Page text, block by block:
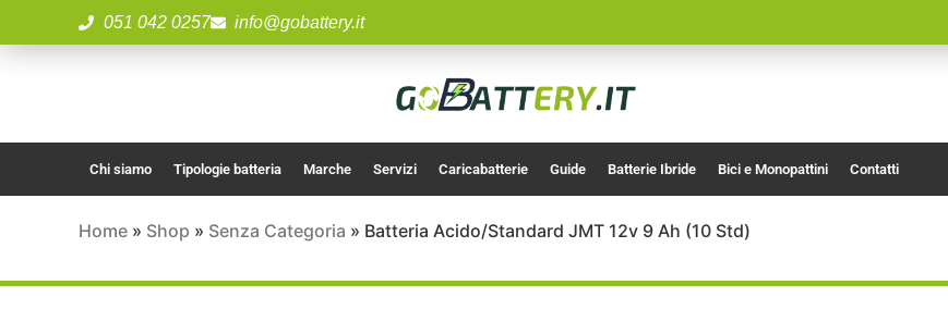
051 042 0257 info@gobattery.it
Chi siamo Tipologie batteria Marche Servizi Caricabatterie Guide Batterie Ibride Bici e Monopattini Contatti
Home » Shop » Senza Categoria » Batteria Acido/Standard JMT 12v 9 Ah (10 Std)